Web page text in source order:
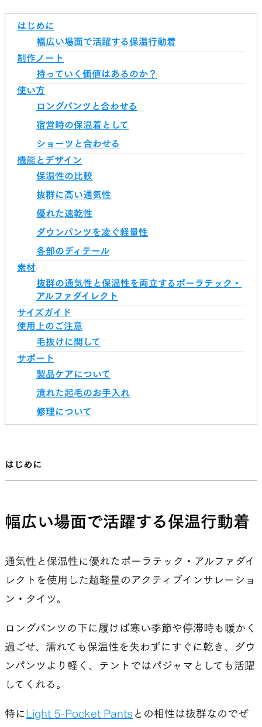
はじめに
幅広い場面で活躍する保温行動着
制作ノート
持っていく価値はあるのか？
使い方
ロングパンツと合わせる
宿営時の保温着として
ショーツと合わせる
機能とデザイン
保温性の比較
抜群に高い通気性
優れた速乾性
ダウンパンツを凌ぐ軽量性
各部のディテール
素材
抜群の通気性と保温性を両立するポーラテック・
アルファダイレクト
サイズガイド
使用上のご注意
毛抜けに関して
サポート
製品ケアについて
潰れた起毛のお手入れ
修理について
はじめに
幅広い場面で活躍する保温行動着
通気性と保温性に優れたポーラテック・アルファダイ
レクトを使用した超軽量のアクティブインサレーショ
ン・タイツ。
ロングパンツの下に履けば寒い季節や停滞時も暖かく
過ごせ、濡れても保温性を失わずにすぐに乾き、ダウ
ンパンツより軽く、テントではパジャマとしても活躍
してくれる。
特にLight 5-Pocket Pants との相性は抜群なのでぜ